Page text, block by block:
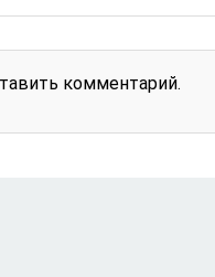
комментарий.